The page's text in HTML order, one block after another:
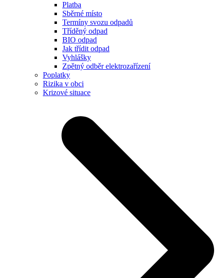
Platba
Sběrné místo
Termíny svozu odpadů
Tříděný odpad
BIO odpad
Jak třídit odpad
Vyhlášky
Zpětný odběr elektrozařízení
Poplatky
Rizika v obci
Krizové situace